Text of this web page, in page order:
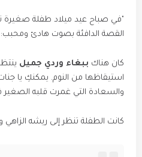
​"في صباح عيد ميلاد طفلة صغيرة
القصة الدافئة بصوت هادئ ومحبب:
​كان هناك ببغاء وردي جميل
استيقاظها من النوم. يمكنكِ يا
والسعادة التي غمرت قلبه الصغير
​كانت الطفلة تنظر إلى ريشه الزاهي